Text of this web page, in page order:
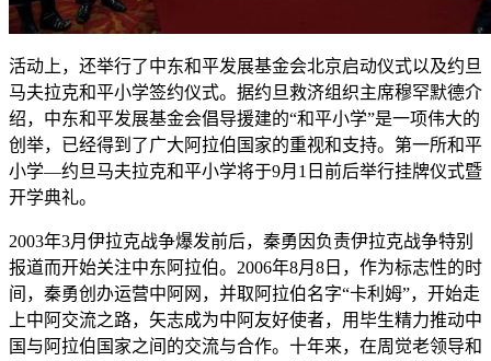
活动上，还举行了中东和平发展基金会北京启动仪式以及约旦
马夫拉克和平小学签约仪式。据约旦救济组织主席穆罕默德介
绍，中东和平发展基金会倡导援建的“和平小学”是一项伟大的
创举，已经得到了广大阿拉伯国家的重视和支持。第一所和平
小学—约旦马夫拉克和平小学将于9月1日前后举行挂牌仪式暨
开学典礼。
2003年3月伊拉克战争爆发前后，秦勇因负责伊拉克战争特别
报道而开始关注中东阿拉伯。2006年8月8日，作为标志性的时
间，秦勇创办运营中阿网，并取阿拉伯名字“卡利姆”，开始走
上中阿交流之路，矢志成为中阿友好使者，用毕生精力推动中
国与阿拉伯国家之间的交流与合作。十年来，在周觉老领导和